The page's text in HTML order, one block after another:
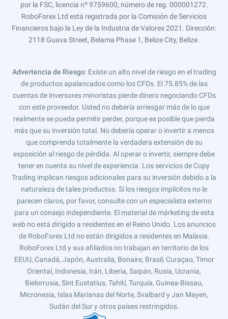
por la FSC, licencia nº 9759600, número de reg. 000001272.
RoboForex Ltd está registrada por la Comisión de Servicios
Financieros bajo la Ley de la Industria de Valores 2021. Dirección:
2118 Guava Street, Belama Phase 1, Belize City, Belize.
Advertencia de Riesgo: Existe un alto nivel de riesgo en el trading
de productos apalancados como los CFDs. El 75.85% de las
cuentas de inversores minoristas pierde dinero negociando CFDs
con este proveedor. Usted no debería arriesgar más de lo que
realmente se pueda permitir perder, porque es posible que pierda
más que su inversión total. No debería operar o invertir a menos
que comprenda totalmente la verdadera extensión de su
exposición al riesgo de pérdida. Al operar o invertir, siempre debe
tener en cuenta su nivel de experiencia. Los servicios de Copy
Trading implican riesgos adicionales para su inversión debido a la
naturaleza de tales productos. Si los riesgos implícitos no le
parecen claros, por favor, consulte con un especialista externo
para un consejo independiente. El material de márketing de esta
web no está dirigido a residentes en el Reino Unido. Los anuncios
de RoboForex Ltd no están dirigidos a residentes en Malasia.
RoboForex Ltd y sus afiliados no trabajan en territorio de los
EEUU, Canadá, Japón, Australia, Bonaire, Brasil, Curaçao, Timor
Oriental, Indonesia, Irán, Liberia, Saipán, Rusia, Ucrania,
Bielorrusia, Sint Eustatius, Tahití, Turquía, Guinea-Bissau,
Micronesia, Islas Marianas del Norte, Svalbard y Jan Mayen,
Sudán del Sur y otros países restringidos.